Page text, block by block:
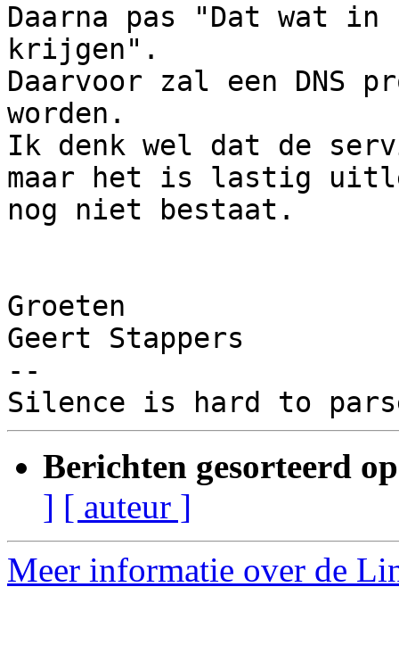
Daarna pas "Dat wat
krijgen".
Daarvoor zal een DNS
worden.
Ik denk wel dat de
maar het is lastig
nog niet bestaat.
Groeten
Geert Stappers
--
Berichten gesorteerd
] [ auteur ]
Meer informatie over de